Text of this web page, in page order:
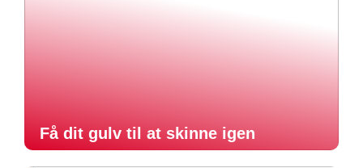
Få dit gulv til at skinne igen